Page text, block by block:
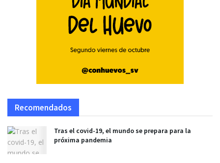
Recomendados
Tras el covid-19, el mundo se prepara para la
próxima pandemia